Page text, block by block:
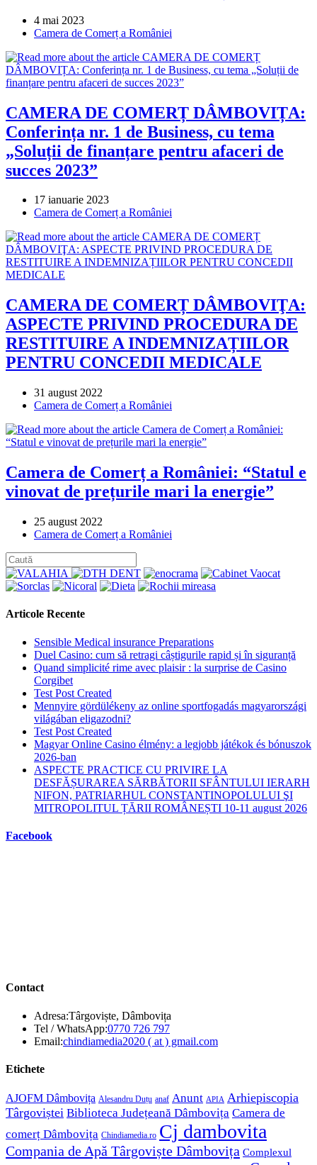
Post
published:
4 mai 2023
Post
Camera de Comerț a României
CAMERA DE COMERȚ DÂMBOVIȚA:
Conferința nr. 1 de Business, cu tema
„Soluții de finanțare pentru afaceri de
succes 2023”
Post
published:
17 ianuarie 2023
Post
Camera de Comerț a României
CAMERA DE COMERȚ DÂMBOVIŢA:
ASPECTE PRIVIND PROCEDURA DE
RESTITUIRE A INDEMNIZAȚIILOR
PENTRU CONCEDII MEDICALE
Post
published:
31 august 2022
Post
Camera de Comerț a României
Camera de Comerț a României: “Statul e
vinovat de prețurile mari la energie”
Post
published:
25 august 2022
Post
Camera de Comerț a României
Articole Recente
Sensible Medical insurance Preparations
Duel Casino: cum să retragi câștigurile rapid și în siguranță
Quand simplicité rime avec plaisir : la surprise de Casino
Corgibet
Test Post Created
Mennyire gördülékeny az online sportfogadás magyarországi
világában eligazodni?
Test Post Created
Magyar Online Casino élmény: a legjobb játékok és bónuszok
2026-ban
ASPECTE PRACTICE CU PRIVIRE LA
DESFĂȘURAREA SĂRBĂTORII SFÂNTULUI IERARH
NIFON, PATRIARHUL CONSTANTINOPOLULUI ŞI
MITROPOLITUL ȚĂRII ROMÂNEȘTI 10-11 august 2026
Facebook
Contact
Adresa:Târgoviște, Dâmbovița
Tel / WhatsApp:0770 726 797Opens
in
Email:chindiamedia2020 ( at ) gmail.comOpens
Etichete
AJOFM Dâmbovița Alesandru Duțu anaf Anunt APIA Arhiepiscopia
Târgoviștei Biblioteca Județeană Dâmbovița Camera de
comerț Dâmbovița Chindiamedia.ro Cj dambovita
Compania de Apă Târgoviște Dâmbovița Complexul